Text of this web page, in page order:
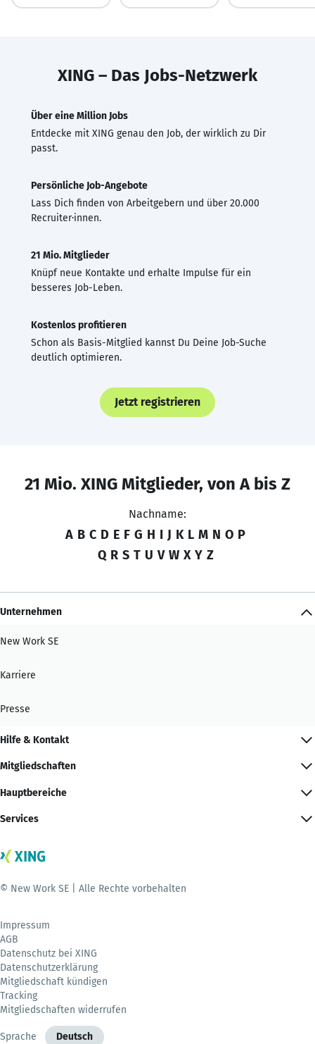
XING – Das Jobs-Netzwerk
Über eine Million Jobs
Entdecke mit XING genau den Job, der wirklich zu Dir
passt.
Persönliche Job-Angebote
Lass Dich finden von Arbeitgebern und über 20.000
Recruiter·innen.
21 Mio. Mitglieder
Knüpf neue Kontakte und erhalte Impulse für ein
besseres Job-Leben.
Kostenlos profitieren
Schon als Basis-Mitglied kannst Du Deine Job-Suche
deutlich optimieren.
Jetzt registrieren
21 Mio. XING Mitglieder, von A bis Z
Nachname:
A B C D E F G H I J K L M N O P
Q R S T U V W X Y Z
Unternehmen
New Work SE
Karriere
Presse
Hilfe & Kontakt
Mitgliedschaften
Hauptbereiche
Services
© New Work SE | Alle Rechte vorbehalten
Impressum
AGB
Datenschutz bei XING
Datenschutzerklärung
Mitgliedschaft kündigen
Tracking
Mitgliedschaften widerrufen
Sprache Deutsch